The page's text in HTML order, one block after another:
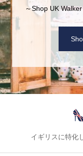
～Shop UK Walker
イギリスに特化